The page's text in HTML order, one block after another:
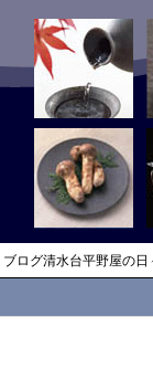
ブログ清水台平野屋の日